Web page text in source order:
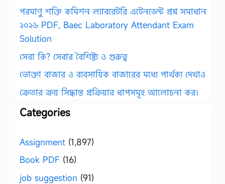
পরমাণু শক্তি কমিশন ল্যাবরেটরি এটেনডেন্ট প্রশ্ন সমাধান
২০২৬ PDF, Baec Laboratory Attendant Exam
Solution
সেবা কি? সেবার বৈশিষ্ট্য ও গুরুত্ব
ভোক্তা বাজার ও ব্যবসায়িক বাজারের মধ্যে পার্থক্য দেখাও
ক্রেতার ক্রয় সিদ্ধান্ত প্রক্রিয়ার ধাপসমূহ আলোচনা কর।
Categories
Assignment (1,897)
Book PDF (16)
job suggestion (91)